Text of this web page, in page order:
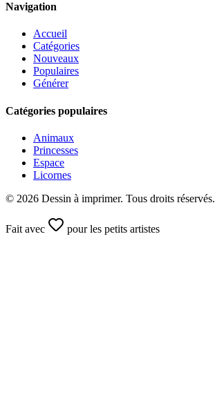
Navigation
Accueil
Catégories
Nouveaux
Populaires
Générer
Catégories populaires
Animaux
Princesses
Espace
Licornes
© 2026 Dessin à imprimer. Tous droits réservés.
Fait avec pour les petits artistes